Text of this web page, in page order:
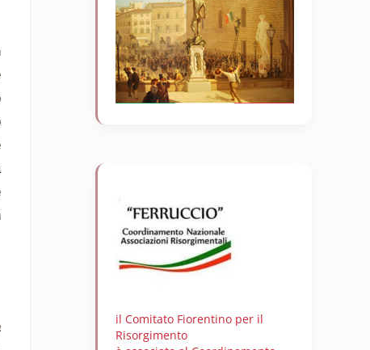
il Comitato Fiorentino per il
Risorgimento